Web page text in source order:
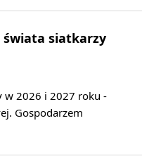
świata siatkarzy
w 2026 i 2027 roku -
Gospodarzem